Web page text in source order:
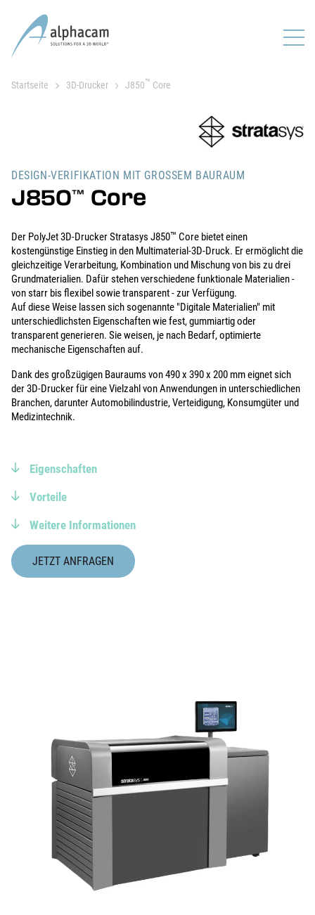
Startseite 3D-Drucker J850™ Core
DESIGN-VERIFIKATION MIT GROSSEM BAURAUM
J850™ Core
Der PolyJet 3D-Drucker Stratasys J850™ Core bietet einen
kostengünstige Einstieg in den Multimaterial-3D-Druck. Er ermöglicht die
gleichzeitige Verarbeitung, Kombination und Mischung von bis zu drei
Grundmaterialien. Dafür stehen verschiedene funktionale Materialien -
von starr bis flexibel sowie transparent - zur Verfügung.
Auf diese Weise lassen sich sogenannte "Digitale Materialien" mit
unterschiedlichsten Eigenschaften wie fest, gummiartig oder
transparent generieren. Sie weisen, je nach Bedarf, optimierte
mechanische Eigenschaften auf.
Dank des großzügigen Bauraums von 490 x 390 x 200 mm eignet sich
der 3D-Drucker für eine Vielzahl von Anwendungen in unterschiedlichen
Branchen, darunter Automobilindustrie, Verteidigung, Konsumgüter und
Medizintechnik.
Eigenschaften
Vorteile
Weitere Informationen
JETZT ANFRAGEN